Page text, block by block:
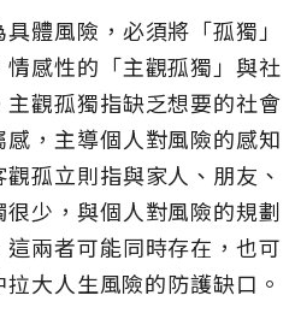
體風險，必須將「孤獨」
感性的「主觀孤獨」與社
觀孤獨指缺乏想要的社會
，主導個人對風險的感知
孤立則指與家人、朋友、
少，與個人對風險的規劃
兩者可能同時存在，也可
大人生風險的防護缺口。